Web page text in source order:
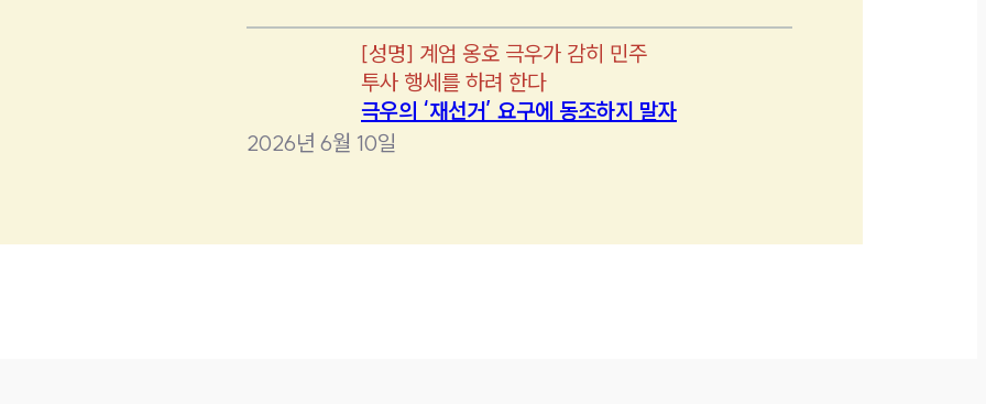
[성명] 계엄 옹호 극우가 감히 민주
투사 행세를 하려 한다
극우의 ‘재선거’ 요구에 동조하지 말자
2026년 6월 10일